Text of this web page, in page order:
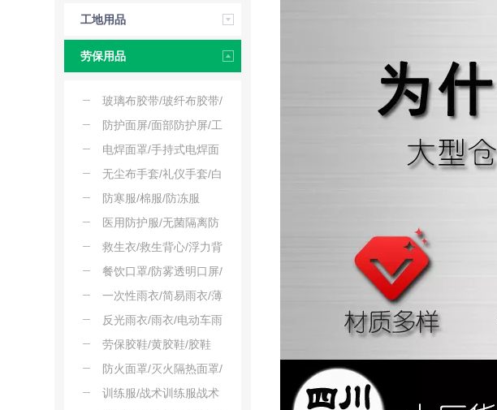
压工具
工地用品
劳保用品
玻璃布胶带/玻纤布胶带/
耐高温绝缘胶带
防护面屏/面部防护屏/工
业防护面罩
电焊面罩/手持式电焊面
罩/焊割面罩
无尘布手套/礼仪手套/白
手套
防寒服/棉服/防冻服
医用防护服/无菌隔离防
护服/防护连体服/大白服
救生衣/救生背心/浮力背
心
餐饮口罩/防雾透明口屏/
食品级塑料口罩
一次性雨衣/简易雨衣/薄
款雨衣
反光雨衣/雨衣/电动车雨
衣
劳保胶鞋/黄胶鞋/胶鞋
防火面罩/灭火隔热面罩/
阻燃防护面罩
训练服/战术训练服战术